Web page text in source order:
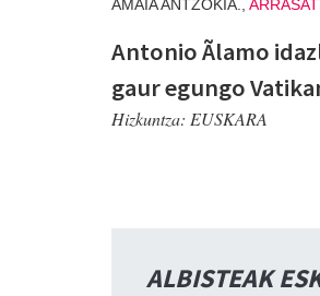
AMAIA ANTZOKIA.,
Antonio Ãlamo
gaur egungo
Hizkuntza: EUSKARA
ALBISTEAK